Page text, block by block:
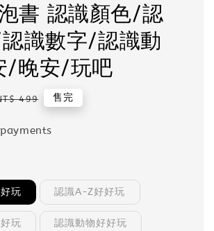
書 認識顏色/認
識數字/認識動
/晚安/玩吧
499 售完
玩 認識A-Z好好玩
玩 認識動物好好玩